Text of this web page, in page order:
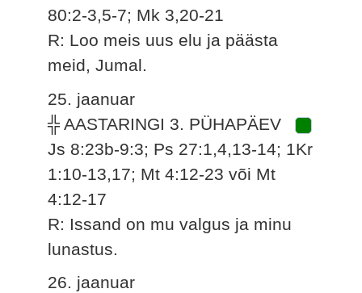
80:2-3,5-7; Mk 3,20-21
R: Loo meis uus elu ja päästa
meid, Jumal.
25. jaanuar
╬ AASTARINGI 3. PÜHAPÄEV
Js 8:23b-9:3; Ps 27:1,4,13-14; 1Kr
1:10-13,17; Mt 4:12-23 või Mt
4:12-17
R: Issand on mu valgus ja minu
lunastus.
26. jaanuar